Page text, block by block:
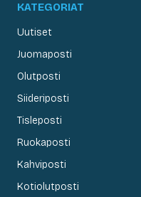
KATEGORIAT
Uutiset
Juomaposti
Olutposti
Siideriposti
Tisleposti
Ruokaposti
Kahviposti
Kotiolutposti